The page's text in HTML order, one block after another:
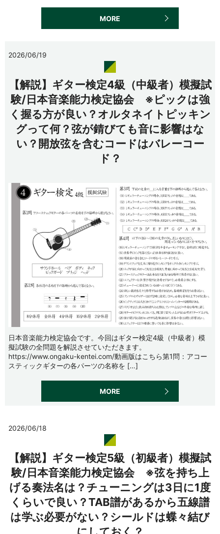
MORE
2026/06/19
【解説】ギター検定4級（中級者）模擬試
験/日本音楽能力検定協会 ※ピックは強
く握る方が良い？オルタネイトピッキン
グって何？弦が錆びても音に影響はな
い？開放弦を含むコードはバレーコー
ド？
日本音楽能力検定協会です。今回はギター検定4級（中級者）模
擬試験の全問題を解説させていただきます。
https://www.ongaku-kentei.com/動画版はこちら第1問：アコー
スティックギターの各パーツの名称を […]
MORE
2026/06/18
【解説】ギター検定5級（初級者）模擬試
験/日本音楽能力検定協会 ※弦を持ち上
げる奏法名は？チューニングは3日に1度
くらいで良い？TAB譜があるから五線譜
は学ぶ必要がない？シールドは蝶々結び
にしておく？